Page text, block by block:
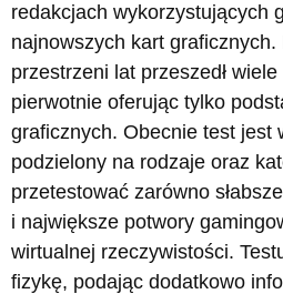
redakcjach wykorzystujących
najnowszych kart graficznych.
przestrzeni lat przeszedł
pierwotnie oferując tylko
graficznych. Obecnie test jest
podzielony na rodzaje oraz
przetestować zarówno
i największe potwory
wirtualnej rzeczywistości.
fizykę, podając dodatkowo